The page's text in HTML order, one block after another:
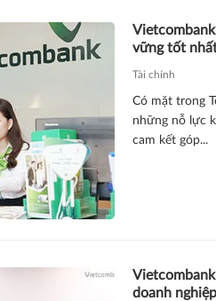
vững tốt
Tài chính
Có mặt trong
những nỗ lực
cam kết góp...
doanh